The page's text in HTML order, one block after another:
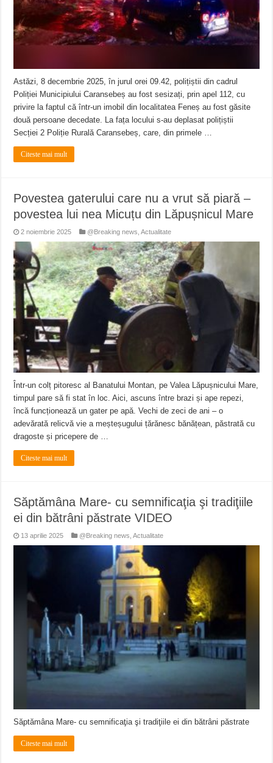
Astăzi, 8 decembrie 2025, în jurul orei 09.42, polițiștii din cadrul
Poliției Municipiului Caransebeș au fost sesizați, prin apel 112, cu
privire la faptul că într-un imobil din localitatea Feneș au fost găsite
două persoane decedate. La fața locului s-au deplasat polițiștii
Secției 2 Poliție Rurală Caransebeș, care, din primele …
Citeste mai mult
Povestea gaterului care nu a vrut să piară –
povestea lui nea Micuțu din Lăpușnicul Mare
2 noiembrie 2025 @Breaking news ,Actualitate
Într-un colț pitoresc al Banatului Montan, pe Valea Lăpușnicului Mare,
timpul pare să fi stat în loc. Aici, ascuns între brazi și ape repezi,
încă funcționează un gater pe apă. Vechi de zeci de ani – o
adevărată relicvă vie a meșteșugului țărănesc bănățean, păstrată cu
dragoste și pricepere de …
Citeste mai mult
Săptămâna Mare- cu semnificaţia şi tradiţiile
ei din bătrâni păstrate VIDEO
13 aprilie 2025 @Breaking news ,Actualitate
Săptămâna Mare- cu semnificaţia şi tradiţiile ei din bătrâni păstrate
Citeste mai mult